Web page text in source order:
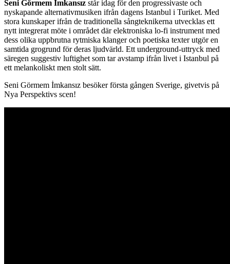
Seni Görmem İmkansız står idag för den progressivaste och
nyskapande alternativmusiken ifrån dagens Istanbul i Turiket. Med
stora kunskaper ifrån de traditionella sångteknikerna utvecklas ett
nytt integrerat möte i området där elektroniska lo-fi instrument med
dess olika uppbrutna rytmiska klanger och poetiska texter utgör en
samtida grogrund för deras ljudvärld. Ett underground-uttryck med
säregen suggestiv luftighet som tar avstamp ifrån livet i Istanbul på
ett melankoliskt men stolt sätt.
Seni Görmem İmkansız besöker första gången Sverige, givetvis på
Nya Perspektivs scen!